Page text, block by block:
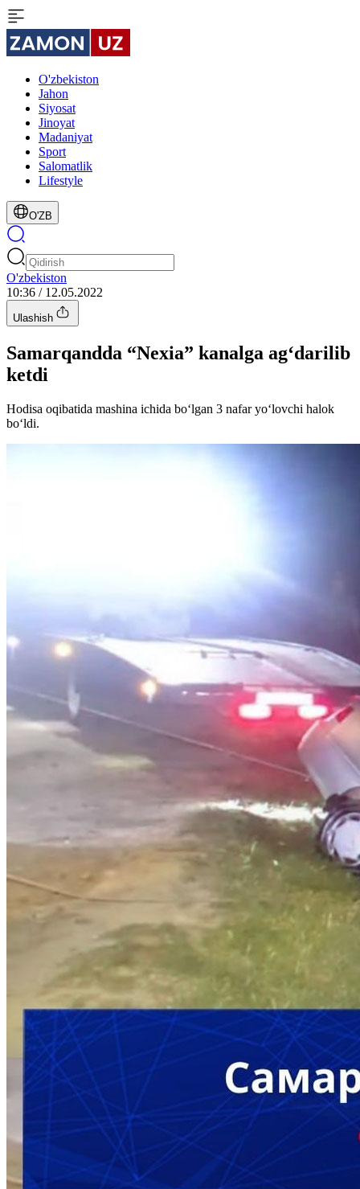
O'zbekiston
Jahon
Siyosat
Jinoyat
Madaniyat
Sport
Salomatlik
Lifestyle
O'ZB
O'zbekiston
10:36 / 12.05.2022
Ulashish
Samarqandda “Nexia” kanalga ag‘darilib
ketdi
Hodisa oqibatida mashina ichida bo‘lgan 3 nafar yo‘lovchi halok
bo‘ldi.